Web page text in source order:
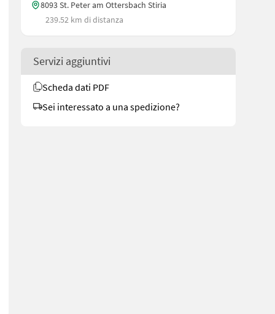
(inkl.) - Hämmer: 24 Stück à 1,2 kg Antrieb
8093 St. Peter am Ottersbach Stiria
239.52 km di distanza
Servizi aggiuntivi
Scheda dati PDF
Sei interessato a una spedizione?